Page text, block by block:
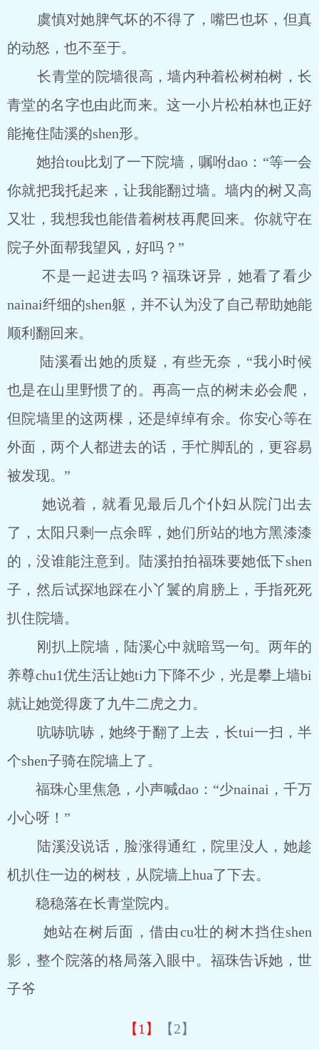
虞慎对她脾气坏的不得了，嘴巴也坏，但真
的动怒，也不至于。
长青堂的院墙很高，墙内种着松树柏树，长
青堂的名字也由此而来。这一小片松柏林也正好
能掩住陆溪的shen形。
她抬tou比划了一下院墙，嘱咐dao：“等一会
你就把我托起来，让我能翻过墙。墙内的树又高
又壮，我想我也能借着树枝再爬回来。你就守在
院子外面帮我望风，好吗？”
不是一起进去吗？福珠讶异，她看了看少
nainai纤细的shen躯，并不认为没了自己帮助她能
顺利翻回来。
陆溪看出她的质疑，有些无奈，“我小时候
也是在山里野惯了的。再高一点的树未必会爬，
但院墙里的这两棵，还是绰绰有余。你安心等在
外面，两个人都进去的话，手忙脚乱的，更容易
被发现。”
她说着，就看见最后几个仆妇从院门出去
了，太阳只剩一点余晖，她们所站的地方黑漆漆
的，没谁能注意到。陆溪拍拍福珠要她低下shen
子，然后试探地踩在小丫鬟的肩膀上，手指死死
扒住院墙。
刚扒上院墙，陆溪心中就暗骂一句。两年的
养尊chu1优生活让她ti力下降不少，光是攀上墙bi
就让她觉得废了九牛二虎之力。
吭哧吭哧，她终于翻了上去，长tui一扫，半
个shen子骑在院墙上了。
福珠心里焦急，小声喊dao：“少nainai，千万
小心呀！”
陆溪没说话，脸涨得通红，院里没人，她趁
机扒住一边的树枝，从院墙上hua了下去。
稳稳落在长青堂院内。
她站在树后面，借由cu壮的树木挡住shen
影，整个院落的格局落入眼中。福珠告诉她，世
子爷
【1】 【2】